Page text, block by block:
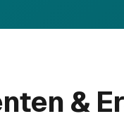
&